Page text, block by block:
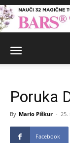
Poruka
By Mario Piškur - 25.
Facebook